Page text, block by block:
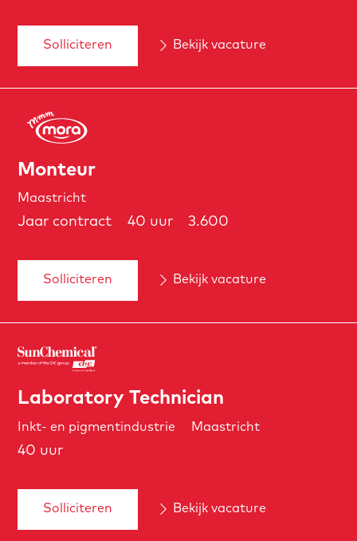
Solliciteren Bekijk vacature
Monteur
Maastricht
Jaar contract 40 uur 3.600
Solliciteren Bekijk vacature
Laboratory Technician
Inkt- en pigmentindustrie Maastricht
40 uur
Solliciteren Bekijk vacature